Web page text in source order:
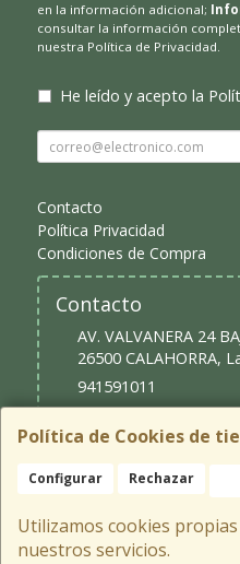
Política de Cookies de
Configurar Rechazar
Utilizamos cookies
nuestros servicios.
en la información adicional;
consultar la información
nuestra Política de Privacidad.
He leído y acepto la
Contacto
Política Privacidad
Condiciones de Compra
Contacto
AV. VALVANERA 24
26500 CALAHORRA,
941591011
upical@upical.es
Horario
9:30 - 13:30 y 16:30 -